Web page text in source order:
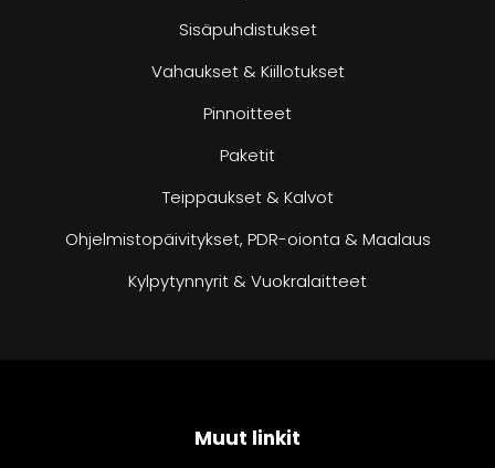
Sisäpuhdistukset
Vahaukset & Kiillotukset
Pinnoitteet
Paketit
Teippaukset & Kalvot
Ohjelmistopäivitykset, PDR-oionta & Maalaus
Kylpytynnyrit & Vuokralaitteet
Muut linkit